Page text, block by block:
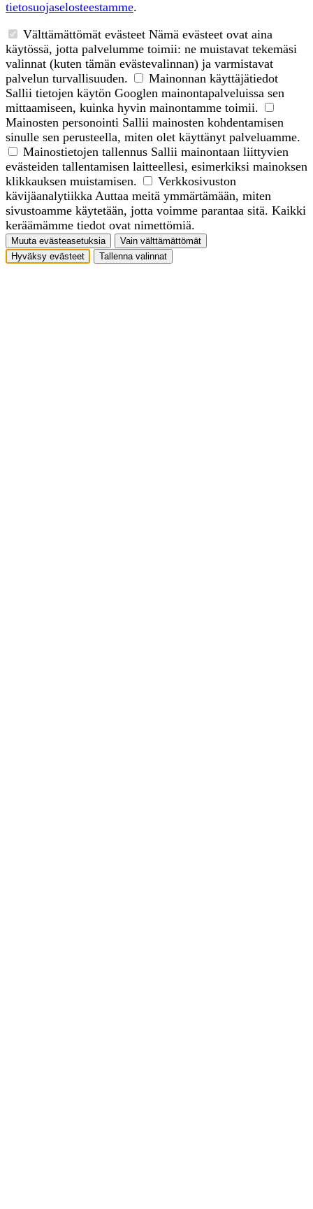
tietosuojaselosteestamme.
Välttämättömät evästeet Nämä evästeet ovat aina
käytössä, jotta palvelumme toimii: ne muistavat tekemäsi
valinnat (kuten tämän evästevalinnan) ja varmistavat
palvelun turvallisuuden.
Mainonnan käyttäjätiedot
Sallii tietojen käytön Googlen mainontapalveluissa sen
mittaamiseen, kuinka hyvin mainontamme toimii.
Mainosten personointi Sallii mainosten kohdentamisen
sinulle sen perusteella, miten olet käyttänyt palveluamme.
Mainostietojen tallennus Sallii mainontaan liittyvien
evästeiden tallentamisen laitteellesi, esimerkiksi mainoksen
klikkauksen muistamisen.
Verkkosivuston
kävijäanalytiikka Auttaa meitä ymmärtämään, miten
sivustoamme käytetään, jotta voimme parantaa sitä. Kaikki
keräämämme tiedot ovat nimettömiä.
Muuta evästeasetuksia
Vain välttämättömät
Hyväksy evästeet
Tallenna valinnat